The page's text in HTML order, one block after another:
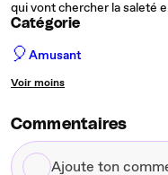
qui vont chercher la saleté
Catégorie
🎈Amusant
Voir moins
Commentaires